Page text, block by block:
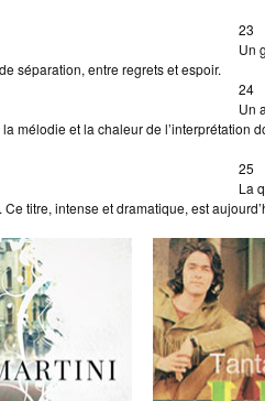
23
Un
séparation, entre regrets et espoir.
24
Un
et la chaleur de l’interprétation
25
La
titre, intense et dramatique, est